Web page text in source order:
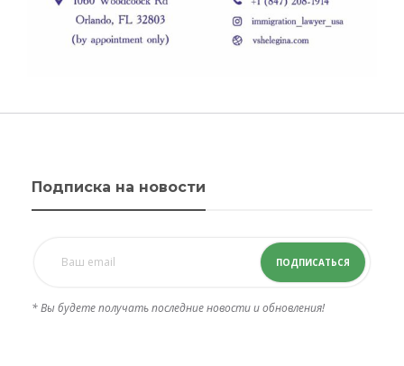
Подписка на новости
ПОДПИСАТЬСЯ
* Вы будете получать последние новости и обновления!